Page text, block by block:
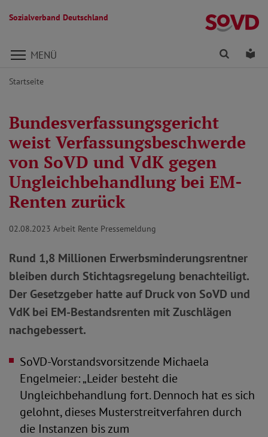
Sozialverband Deutschland
Direkt zu den Inhalten springen
MENÜ Finden
Startseite
Bundesverfassungsgericht
weist Verfassungsbeschwerde
von SoVD und VdK gegen
Ungleichbehandlung bei EM-
Renten zurück
02.08.2023 Arbeit Rente Pressemeldung
Rund 1,8 Millionen Erwerbsminderungsrentner
bleiben durch Stichtagsregelung benachteiligt.
Der Gesetzgeber hatte auf Druck von SoVD und
VdK bei EM-Bestandsrenten mit Zuschlägen
nachgebessert.
SoVD-Vorstandsvorsitzende Michaela
Engelmeier: „Leider besteht die
Ungleichbehandlung fort. Dennoch hat es sich
gelohnt, dieses Musterstreitverfahren durch
die Instanzen bis zum